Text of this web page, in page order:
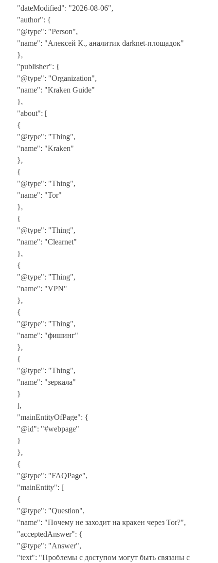
"dateModified": "2026-08-06",
"author": {
"@type": "Person",
"name": "Алексей К., аналитик darknet-площадок"
},
"publisher": {
"@type": "Organization",
"name": "Kraken Guide"
},
"about": [
{
"@type": "Thing",
"name": "Kraken"
},
{
"@type": "Thing",
"name": "Tor"
},
{
"@type": "Thing",
"name": "Clearnet"
},
{
"@type": "Thing",
"name": "VPN"
},
{
"@type": "Thing",
"name": "фишинг"
},
{
"@type": "Thing",
"name": "зеркала"
}
],
"mainEntityOfPage": {
"@id": "#webpage"
}
},
{
"@type": "FAQPage",
"mainEntity": [
{
"@type": "Question",
"name": "Почему не заходит на кракен через Tor?",
"acceptedAnswer": {
"@type": "Answer",
"text": "Проблемы с доступом могут быть связаны с